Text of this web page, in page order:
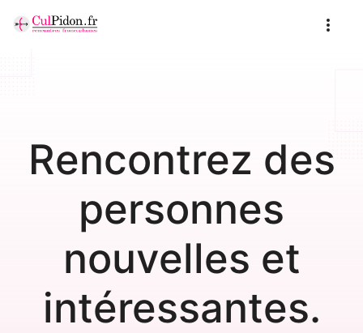
Rencontrez des
personnes
nouvelles et
intéressantes.